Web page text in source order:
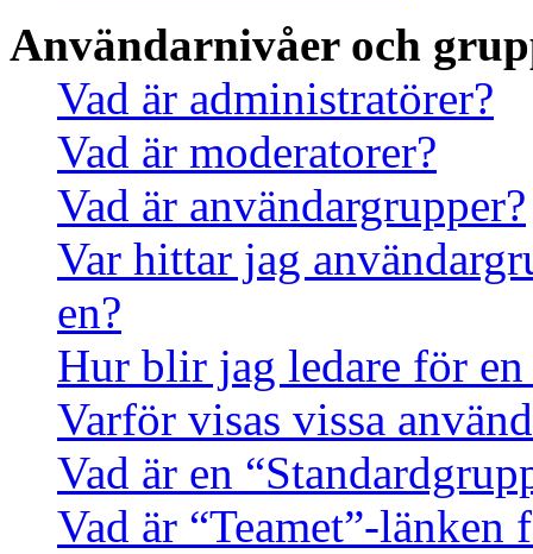
Användarnivåer och
Vad är administratörer?
Vad är moderatorer?
Vad är användargrupper?
Var hittar jag
en?
Hur blir jag ledare för en
Varför visas vissa
Vad är en
Vad är “Teamet”-länken